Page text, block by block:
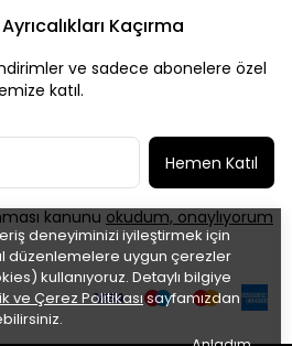
deneyiminizi iyileştirmek için
düzenlemelere uygun çerezler
kullanıyoruz. Detaylı bilgiye
ve Çerez Politikasısayfamızdan
Kaçırma
ve sadece abonelere özel
katıl.
Hemen Katıl
kanunu okudum, onaylıyorum